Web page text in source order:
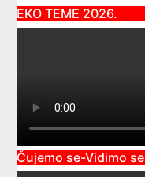
EKO TEME 2026.
Čujemo se-Vidimo se